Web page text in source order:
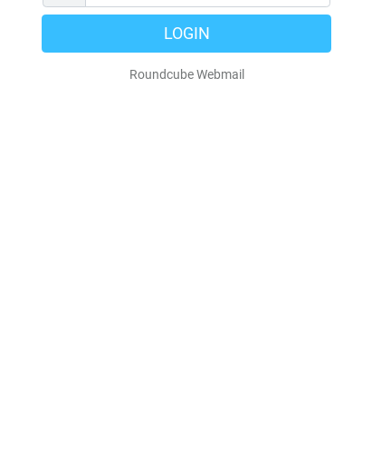
LOGIN
Roundcube Webmail